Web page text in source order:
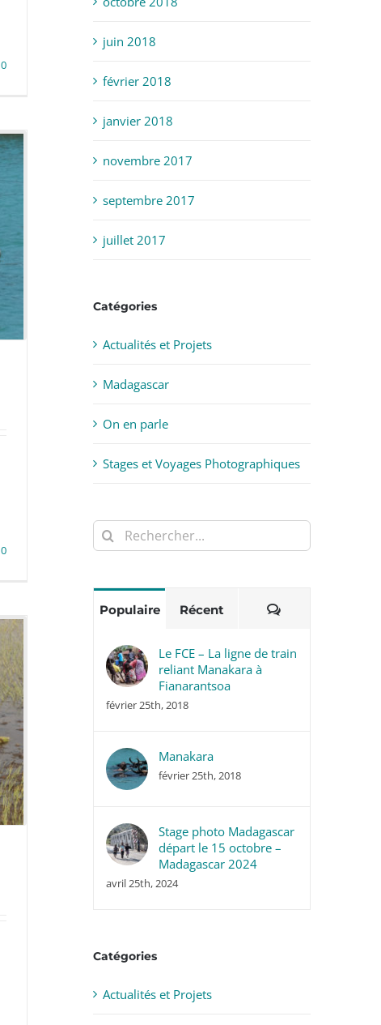
0
0
juin 2018
février 2018
janvier 2018
novembre 2017
septembre 2017
juillet 2017
Catégories
Actualités et Projets
Madagascar
On en parle
Stages et Voyages Photographiques
Rechercher:
Populaire Récent Commentaires
Le FCE – La ligne de train
reliant Manakara à
Fianarantsoa
février 25th, 2018
Manakara
février 25th, 2018
Stage photo Madagascar
départ le 15 octobre –
Madagascar 2024
avril 25th, 2024
Catégories
Actualités et Projets